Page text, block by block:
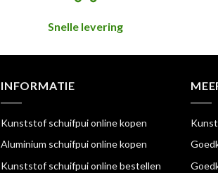
Snelle levering
INFORMATIE
Kunststof schuifpui online kopen
Aluminium schuifpui online kopen
Kunststof schuifpui online bestellen